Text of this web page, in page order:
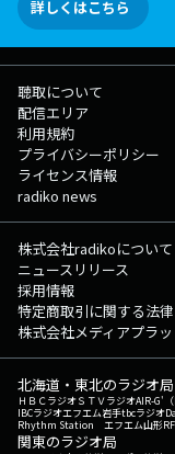
詳しくはこちら
聴取について
配信エリア
利用規約
プライバシーポリシー
ライセンス情報
radiko news
株式会社radikoについて
ニュースリリース
採用情報
特定商取引に関する法
株式会社メディアプラ
北海道・東北のラジオ局
ＨＢＣラジオＳＴＶラジオAIR-G'（
IBCラジオエフエム岩手tbcラジオ
Rhythm Station エフエム山形
関東のラジオ局